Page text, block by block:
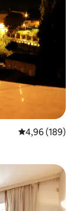
4,96 de uma
4,96 (189)